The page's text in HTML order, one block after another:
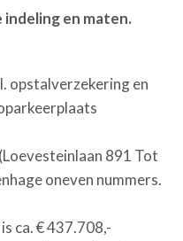
en maten.
opstalverzekering en
891 Tot
oneven nummers.
ca. € 437.708,-